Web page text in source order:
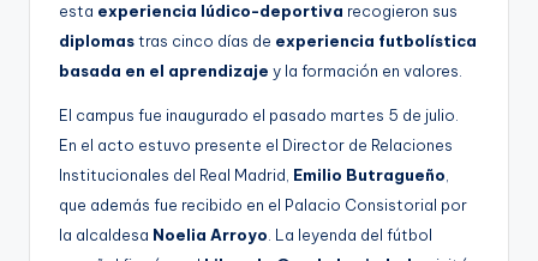
esta experiencia lúdico-deportiva recogieron sus
diplomastras cinco días de experiencia futbolística
basada en el aprendizaje y la formación en valores.
El campus fue inaugurado el pasado martes 5 de julio.
En el acto estuvo presente el Director de Relaciones
Institucionales del Real Madrid, Emilio Butragueño
que además fue recibido en el Palacio Consistorial por
la alcaldesa Noelia Arroyo . La leyenda del fútbol